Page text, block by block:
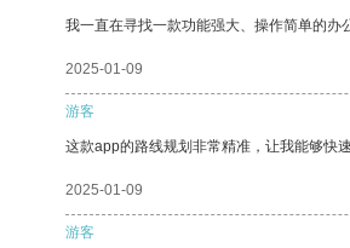
我一直在寻找一款功能强大、操作简单的办
2025-01-09
游客
这款app的路线规划非常精准，让我能够快速
2025-01-09
游客